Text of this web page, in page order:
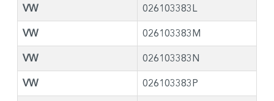
VW 026103383L
VW 026103383M
VW 026103383N
VW 026103383P